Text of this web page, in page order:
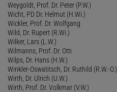
Weygoldt, Prof. Dr. Peter (P.W.)
Wicht, PD Dr. Helmut (H.Wi.)
Wickler, Prof. Dr. Wolfgang
Wild, Dr. Rupert (R.Wi.)
Wilker, Lars (L.W.)
Wilmanns, Prof. Dr. Otti
Wilps, Dr. Hans (H.W.)
Winkler-Oswatitsch, Dr. Ruthild (R.W.-O.)
Wirth, Dr. Ulrich (U.W.)
Wirth, Prof. Dr. Volkmar (V.W.)